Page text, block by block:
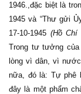
1946.,đặc biệt là
1945 và “Thư gửi
17-10-1945 (Hồ Chí
Trong tư tưởng
lòng vì dân, vì
nữa, đó là: Tự phê
đây là một phẩm